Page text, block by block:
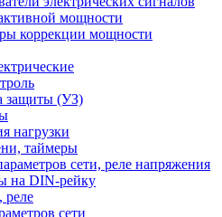
мощности
коррекции мощности
защиты (УЗ)
нагрузки
таймеры
сети, реле напряжения
на DIN-рейку
реле
сети